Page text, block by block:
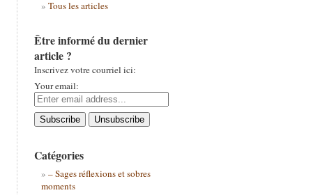
Tous les articles
Être informé du dernier
article ?
Inscrivez votre courriel ici:
Your email:
Catégories
– Sages réflexions et sobres
moments